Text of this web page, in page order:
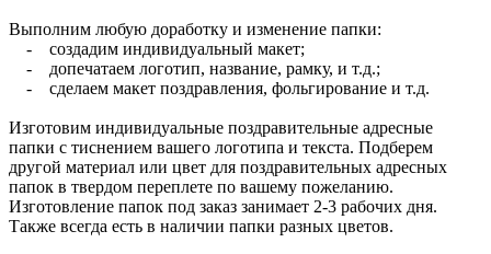
Выполним любую доработку и изменение папки:
- создадим индивидуальный макет;
- допечатаем логотип, название, рамку, и т.д.;
- сделаем макет поздравления, фольгирование и т.д.
Изготовим индивидуальные поздравительные адресные
папки с тиснением вашего логотипа и текста. Подберем
другой материал или цвет для поздравительных адресных
папок в твердом переплете по вашему пожеланию.
Изготовление папок под заказ занимает 2-3 рабочих дня.
Также всегда есть в наличии папки разных цветов.